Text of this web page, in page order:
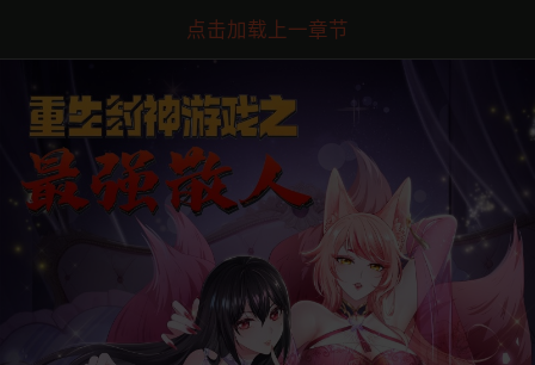
点击加载上一章节